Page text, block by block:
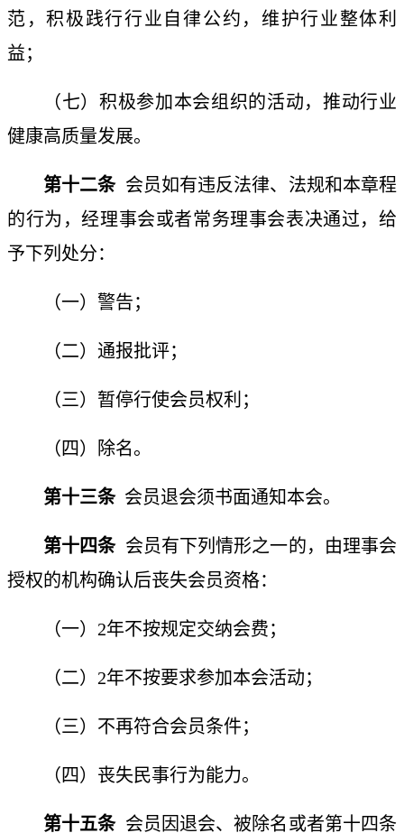
范，积极践行行业自律公约，维护行业整体利
益；
（七）积极参加本会组织的活动，推动行业
健康高质量发展。
第十二条 会员如有违反法律、法规和本章程
的行为，经理事会或者常务理事会表决通过，给
予下列处分：
（一）警告；
（二）通报批评；
（三）暂停行使会员权利；
（四）除名。
第十三条 会员退会须书面通知本会。
第十四条 会员有下列情形之一的，由理事会
授权的机构确认后丧失会员资格：
（一） 2年不按规定交纳会费；
（二） 2年不按要求参加本会活动；
（三）不再符合会员条件；
（四）丧失民事行为能力。
第十五条 会员因退会、被除名或者第十四条